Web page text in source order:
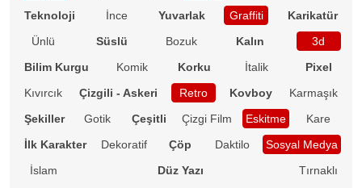
Teknoloji
İnce Yuvarlak Graffiti
Karikatür
Ünlü
Süslü Bozuk Kalın
3d
Bilim Kurgu
Komik Korku İtalik
Pixel
Kıvırcık
Çizgili - Askeri Retro Kovboy
Karmaşık
Şekiller
Gotik Çeşitli Çizgi Film Eskitme
Kare
İlk Karakter
Dekoratif Çöp Daktilo
Sosyal Medya
İslam
Düz Yazı Tırnaklı